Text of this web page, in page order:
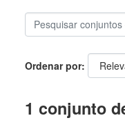
Ordenar por
1 conjunto